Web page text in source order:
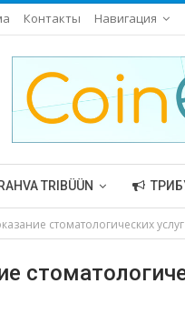
Контакты Навигация
RAHVA TRIBÜÜN
стоматологических